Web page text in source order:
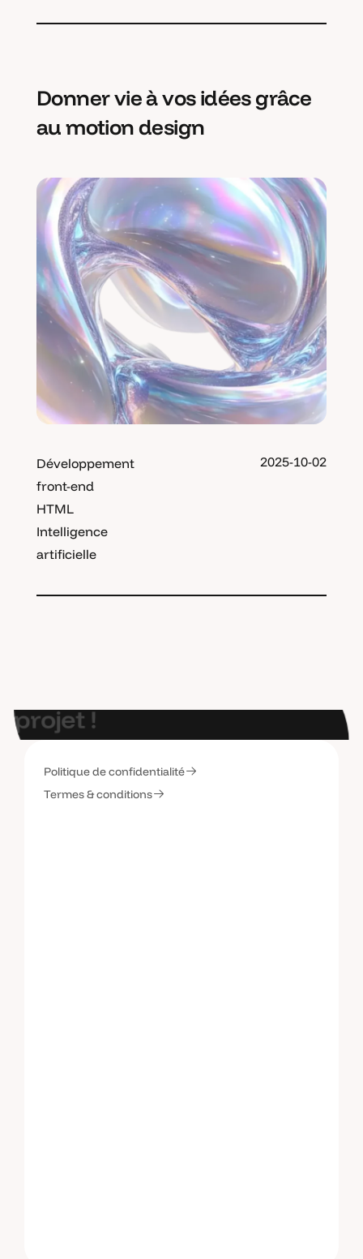
Donner vie à vos idées grâce
au motion design
Développement
front-end
HTML
Intelligence
artificielle
2025-10-02
projet!
Contactez-moi
Contactez-moi
Politique de confidentialité
Termes & conditions